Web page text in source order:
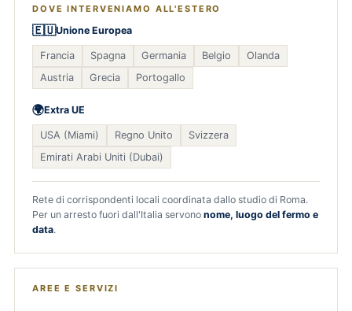
DOVE INTERVENIAMO ALL'ESTERO
🇪🇺Unione Europea
Francia Spagna Germania Belgio
Olanda
Austria
Grecia Portogallo
🌍Extra UE
USA (Miami) Regno Unito
Svizzera
Emirati Arabi Uniti (Dubai)
Rete di corrispondenti locali coordinata dallo studio di Roma.
Per un arresto fuori dall'Italia servono nome, luogo del fermo e
data.
AREE E SERVIZI